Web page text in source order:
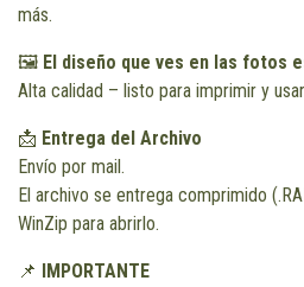
más.
🖼️ El diseño que ves en las fotos
Alta calidad – listo para imprimir y
📩 Entrega del Archivo
Envío por mail.
El archivo se entrega comprimido
WinZip para abrirlo.
📌
IMPORTANTE